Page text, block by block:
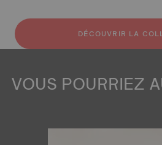
DÉCOUVRIR LA
VOUS POURRIEZ